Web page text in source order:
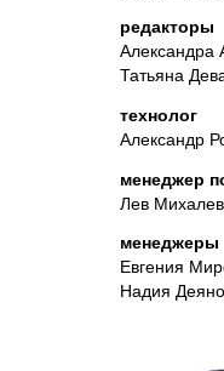
редакторы
Александра
Татьяна
технолог
Александр
менеджер
Лев
менеджеры
Евгения
Надия